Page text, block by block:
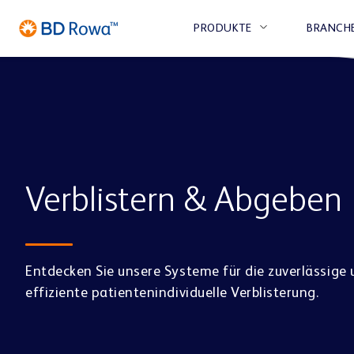
PRODUKTE
LAGERN &
BD Rowa™ Smart
BD
MICRO
ABHOLER & E-
UNTERNEHMEN KARRIERE
Verblistern & Abgeben
Entdecken Sie unsere Systeme für die zuverlässige
effiziente patientenindividuelle Verblisterung.